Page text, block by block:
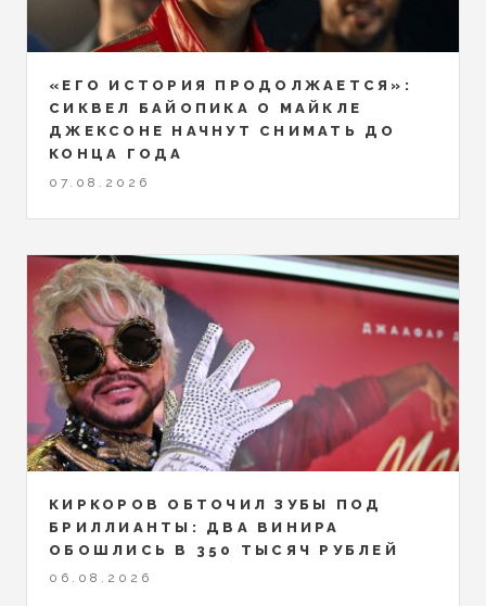
«ЕГО ИСТОРИЯ ПРОДОЛЖАЕТСЯ»:
СИКВЕЛ БАЙОПИКА О МАЙКЛЕ
ДЖЕКСОНЕ НАЧНУТ СНИМАТЬ ДО
КОНЦА ГОДА
07.08.2026
КИРКОРОВ ОБТОЧИЛ ЗУБЫ ПОД
БРИЛЛИАНТЫ: ДВА ВИНИРА
ОБОШЛИСЬ В 350 ТЫСЯЧ РУБЛЕЙ
06.08.2026